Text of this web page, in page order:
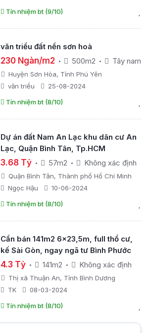
Tín nhiệm bt (9/10)
văn triều đất nền sơn hoà
230 Ngàn/m2 500m2 Tây nam
Huyện Sơn Hòa, Tỉnh Phú Yên
văn triều
25-08-2024
Tín nhiệm bt (8/10)
Dự án đất Nam An Lạc khu dân cư An
Lạc, Quận Bình Tân, Tp.HCM
3.68 Tỷ 57m2 Không xác định
Quận Bình Tân, Thành phố Hồ Chí Minh
Ngọc Hậu
10-06-2024
Tín nhiệm bt (8/10)
Cần bán 141m2 6x23,5m, full thổ cư,
kế Sài Gòn, ngay ngã tư Bình Phước
4.3 Tỷ 141m2 Không xác định
Thị xã Thuận An, Tỉnh Bình Dương
TK
08-03-2024
Tín nhiệm bt (8/10)